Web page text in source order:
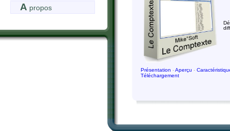
A propos
Présentation -Aperçu -
Téléchargement